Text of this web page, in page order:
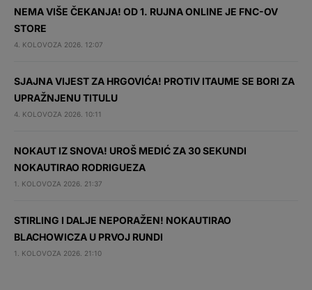
NEMA VIŠE ČEKANJA! OD 1. RUJNA ONLINE JE FNC-OV
STORE
4. KOLOVOZA 2026. 12:07
SJAJNA VIJEST ZA HRGOVIĆA! PROTIV ITAUME SE BORI ZA
UPRAŽNJENU TITULU
4. KOLOVOZA 2026. 10:11
NOKAUT IZ SNOVA! UROŠ MEDIĆ ZA 30 SEKUNDI
NOKAUTIRAO RODRIGUEZA
1. KOLOVOZA 2026. 21:37
STIRLING I DALJE NEPORAŽEN! NOKAUTIRAO
BLACHOWICZA U PRVOJ RUNDI
1. KOLOVOZA 2026. 21:10